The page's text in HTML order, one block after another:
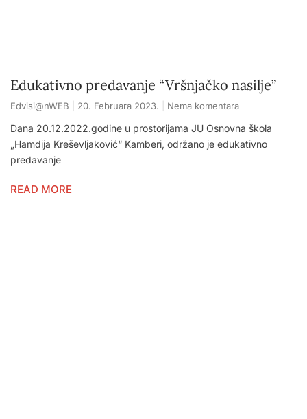
Edukativno predavanje “Vršnjačko nasilje”
Edvisi@nWEB 20. Februara 2023. Nema komentara
Dana 20.12.2022.godine u prostorijama JU Osnovna škola
„Hamdija Kreševljaković“ Kamberi, održano je edukativno
predavanje
READ MORE